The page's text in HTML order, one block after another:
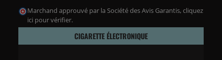
Marchand approuvé par la Société des Avis Garantis, cliquez
ici pour vérifier.
CIGARETTE ÉLECTRONIQUE